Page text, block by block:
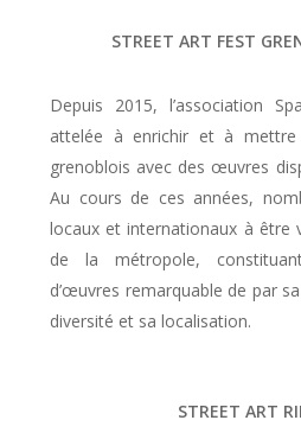
STREET ART FEST
Depuis 2015, l’association
attelée à enrichir et à
grenoblois avec des œuvres
Au cours de ces années,
locaux et internationaux à être
de la métropole,
d’œuvres remarquable de par
diversité et sa localisation.
STREET ART